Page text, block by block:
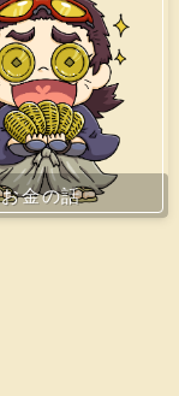
お金の話